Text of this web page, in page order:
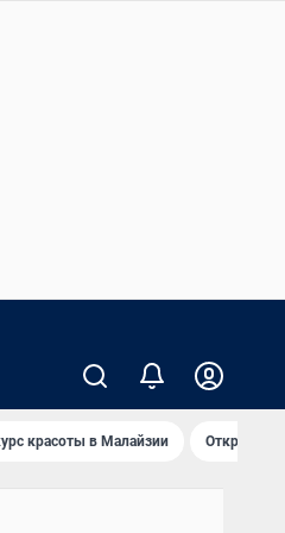
красоты в Малайзии Открыл